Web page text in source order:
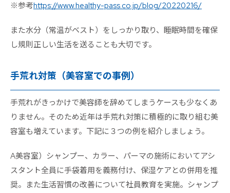
※参考https://www.healthy-pass.co.jp/blog/20220216/
また水分（常温がベスト）をしっかり取り、睡眠時間を確保
し規則正しい生活を送ることも大切です。
手荒れ対策（美容室での事例）
手荒れがきっかけで美容師を辞めてしまうケースも少なくあ
りません。そのため近年は手荒れ対策に積極的に取り組む美
容室も増えています。下記に３つの例を紹介しましょう。
A美容室）シャンプー、カラー、パーマの施術においてアシ
スタント全員に手袋着用を義務付け、保湿ケアとの併用を推
奨。また生活習慣の改善について社員教育を実施。シャンプ